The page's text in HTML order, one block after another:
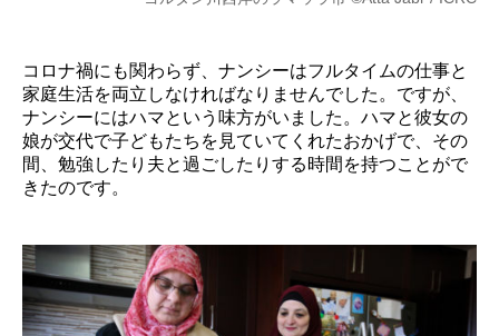
コロナ禍にも関わらず、ナンシーはフルタイムの仕事と
家庭生活を両立しなければなりませんでした。ですが、
ナンシーにはハマという味方がいました。ハマと彼女の
娘が交代で子どもたちを見ていてくれたおかげで、その
間、勉強したり夫と過ごしたりする時間を持つことがで
きたのです。